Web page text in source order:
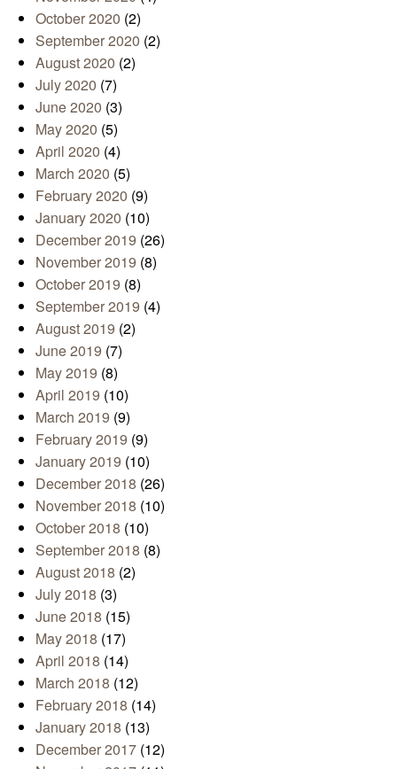
October 2020 (2)
September 2020 (2)
August 2020 (2)
July 2020 (7)
June 2020 (3)
May 2020 (5)
April 2020 (4)
March 2020 (5)
February 2020 (9)
January 2020 (10)
December 2019 (26)
November 2019 (8)
October 2019 (8)
September 2019 (4)
August 2019 (2)
June 2019 (7)
May 2019 (8)
April 2019 (10)
March 2019 (9)
February 2019 (9)
January 2019 (10)
December 2018 (26)
November 2018 (10)
October 2018 (10)
September 2018 (8)
August 2018 (2)
July 2018 (3)
June 2018 (15)
May 2018 (17)
April 2018 (14)
March 2018 (12)
February 2018 (14)
January 2018 (13)
December 2017 (12)